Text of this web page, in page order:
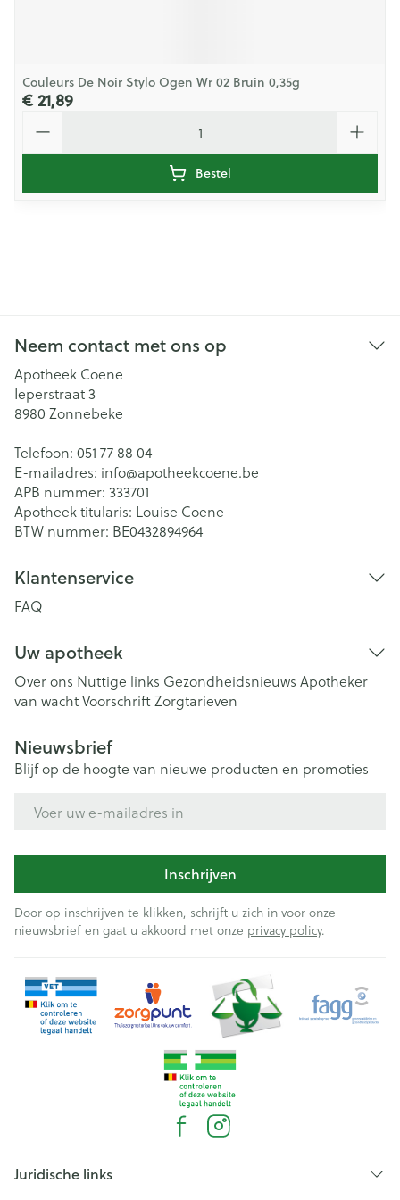
Couleurs De Noir Stylo Ogen Wr 02 Bruin 0,35g
€ 21,89
Bestel
Neem contact met ons op
Apotheek Coene
Ieperstraat 3
8980 Zonnebeke
Telefoon: 051 77 88 04
E-mailadres: info@apotheekcoene.be
APB nummer: 333701
Apotheek titularis: Louise Coene
BTW nummer: BE0432894964
Klantenservice
FAQ
Uw apotheek
Over ons Nuttige links Gezondheidsnieuws Apotheker
van wachtVoorschriftZorgtarieven
Nieuwsbrief
Blijf op de hoogte van nieuwe producten en promoties
Inschrijven
Door op inschrijven te klikken, schrijft u zich in voor onze
nieuwsbrief en gaat u akkoord met onze privacy policy.
Juridische links